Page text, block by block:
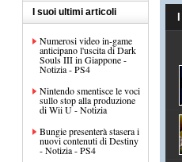
I suoi ultimi articoli
Numerosi video in-game
anticipano l'uscita di Dark
Souls III in Giappone -
Notizia - PS4
Nintendo smentisce le voci
sullo stop alla produzione
di Wii U - Notizia
Bungie presenterà stasera i
nuovi contenuti di Destiny
- Notizia - PS4